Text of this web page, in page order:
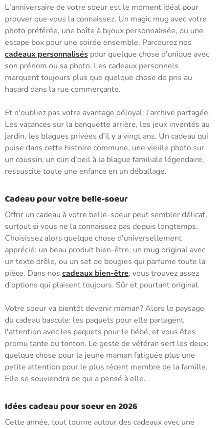
L'anniversaire de votre soeur est le moment idéal pour
prouver que vous la connaissez. Un magic mug avec votre
photo préférée, une boîte à bijoux personnalisée, ou une
escape box pour une soirée ensemble. Parcourez nos
cadeaux personnalisés pour quelque chose d'unique avec
son prénom ou sa photo. Les cadeaux personnels
marquent toujours plus que quelque chose de pris au
hasard dans la rue commerçante.
Et n'oubliez pas votre avantage déloyal: l'archive partagée.
Les vacances sur la banquette arrière, les jeux inventés au
jardin, les blagues privées d'il y a vingt ans. Un cadeau qui
puise dans cette histoire commune, une vieille photo sur
un coussin, un clin d'oeil à la blague familiale légendaire,
ressuscite toute une enfance en un déballage.
Cadeau pour votre belle-soeur
Offrir un cadeau à votre belle-soeur peut sembler délicat,
surtout si vous ne la connaissez pas depuis longtemps.
Choisissez alors quelque chose d'universellement
apprécié: un beau produit bien-être, un mug original avec
un texte drôle, ou un set de bougies qui parfume toute la
pièce. Dans nos cadeaux bien-être, vous trouvez assez
d'options qui plaisent toujours. Sûr et pourtant original.
Votre soeur va bientôt devenir maman? Alors le paysage
du cadeau bascule: les paquets pour elle partagent
l'attention avec les paquets pour le bébé, et vous êtes
promu tante ou tonton. Le geste de vétéran sert les deux:
quelque chose pour la jeune maman fatiguée plus une
petite attention pour le plus récent membre de la famille.
Elle se souviendra de qui a pensé à elle.
Idées cadeau pour soeur en 2026
Cette année, tout tourne autour des cadeaux avec une